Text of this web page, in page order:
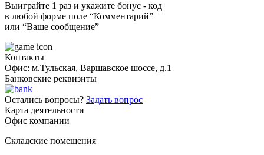
Выиграйте 1 раз и укажите бонус - код
в любой форме поле “Комментарий”
или “Ваше сообщение”
Контакты
Офис: м.Тульская, Варшавское шоссе, д.1
Банковские реквизиты
Остались вопросы? Задать вопрос
Карта деятельности
Офис компании
Складские помещения